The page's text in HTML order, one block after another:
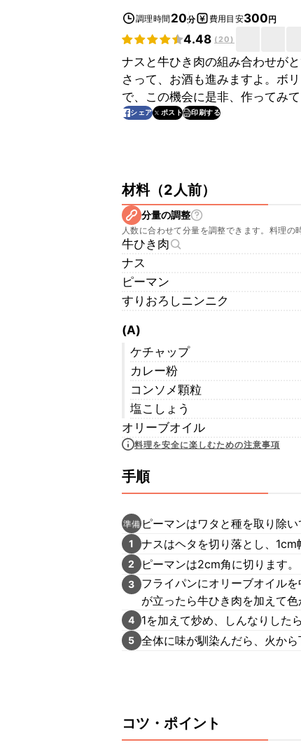
調理時間 20分 費用目安300円
4.48 (20)
ナスと牛ひき肉の組み合わせが
さって、お酒も進みますよ。ボ
で、この機会に是非、作ってみて
シェア ポスト 印刷する
材料（2人前）
分量の調整
人数に合わせて分量を調整できます。料理の
牛ひき肉
ナス
ピーマン
すりおろしニンニク
(A)
ケチャップ
カレー粉
コンソメ顆粒
塩こしょう
オリーブオイル
料理を安全に楽しむための注意事項
手順
準備 ピーマンはワタと種を取り除い
1 ナスはヘタを切り落とし、1cm
2 ピーマンは2cm角に切ります。
3
フライパンにオリーブオイル
が立ったら牛ひき肉を加えて色
4 1を加えて炒め、しんなりした
5 全体に味が馴染んだら、火から
コツ・ポイント